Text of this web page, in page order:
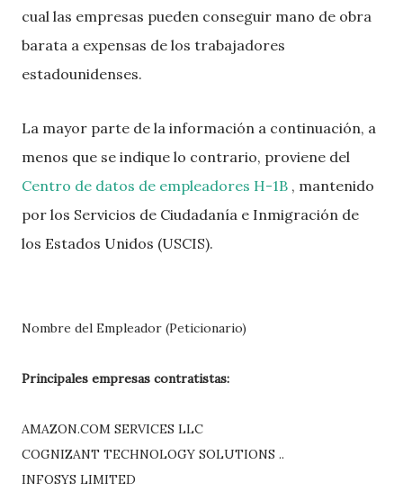
cual las empresas pueden conseguir mano de obra
barata a expensas de los trabajadores
estadounidenses.
La mayor parte de la información a continuación, a
menos que se indique lo contrario, proviene del
Centro de datos de empleadores H-1B , mantenido
por los Servicios de Ciudadanía e Inmigración de
los Estados Unidos (USCIS).
Nombre del Empleador (Peticionario)
Principales empresas contratistas:
AMAZON.COM SERVICES LLC
COGNIZANT TECHNOLOGY SOLUTIONS ..
INFOSYS LIMITED